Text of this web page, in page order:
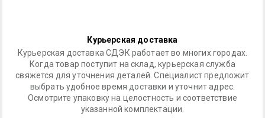
Курьерская доставка
Курьерская доставка СДЭК работает во многих городах.
Когда товар поступит на склад, курьерская служба
свяжется для уточнения деталей. Специалист предложит
выбрать удобное время доставки и уточнит адрес.
Осмотрите упаковку на целостность и соответствие
указанной комплектации.